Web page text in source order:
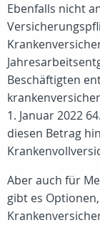
Ebenfalls nicht
Beschäftigten
1. Januar 2022
diesen Betrag
Aber auch für
gibt es